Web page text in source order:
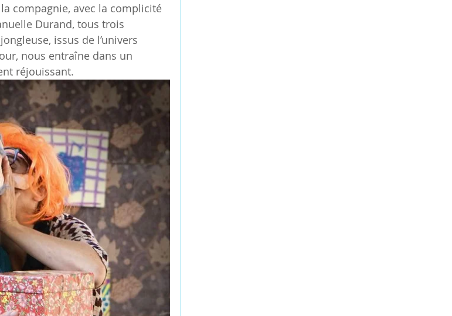
compagnie, avec la complicité
Durand, tous trois
issus de l’univers
nous entraîne dans un
réjouissant.